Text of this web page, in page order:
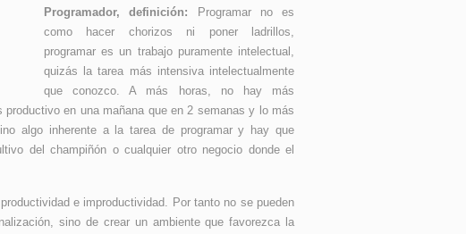
Programador, definición: Programar no es
como hacer chorizos ni poner ladrillos,
programar es un trabajo puramente intelectual,
quizás la tarea más intensiva intelectualmente
que conozco. A más horas, no hay más
en una mañana que en 2 semanas y lo más
algo inherente a la tarea de programar y hay que
del champiñón o cualquier otro negocio donde el
e improductividad. Por tanto no se pueden
sino de crear un ambiente que favorezca la